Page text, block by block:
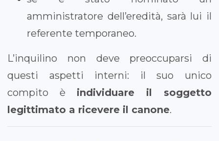
amministratore dell’eredità, sarà lui il
referente temporaneo.
L’inquilino non deve preoccuparsi di
questi aspetti interni: il suo unico
compito è individuare il soggetto
legittimato a ricevere il canone.